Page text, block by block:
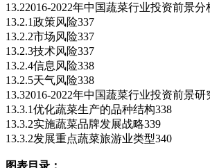
13.22016-2022年中国蔬菜行业投资前景分
13.2.1政策风险337
13.2.2市场风险337
13.2.3技术风险337
13.2.4信息风险338
13.2.5天气风险338
13.32016-2022年中国蔬菜行业投资前景研
13.3.1优化蔬菜生产的品种结构338
13.3.2实施蔬菜品牌发展战略339
13.3.2发展重点蔬菜旅游业类型340
图表目录：